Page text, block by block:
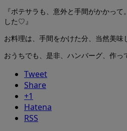
『ポテサラも、意外と手間がかかっ
した♡』
お料理は、手間をかけた分、当然美味
おうちでも、是非、ハンバーグ、作っ
Tweet
Share
+1
Hatena
RSS